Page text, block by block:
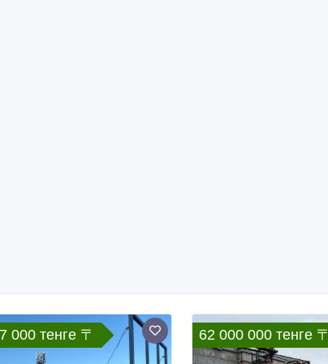
000 тенге 〒 62 000 000 тенге 〒